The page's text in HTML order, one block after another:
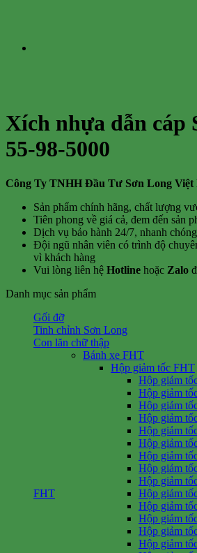
Xích nhựa dẫn cáp
55-98-5000
Công Ty TNHH Đầu Tư Sơn Long Việt
Sản phẩm chính hãng, chất lượng
Tiên phong về giá cả, đem đến sản
Dịch vụ bảo hành 24/7, nhanh
Đội ngũ nhân viên có trình độ
vì khách hàng
Vui lòng liên hệ Hotline hoặc Zalo
Danh mục sản phẩm
Gối đỡ
Tinh chỉnh Sơn Long
Con lăn chữ thập
FHT
Bánh xe FHT
Hộp giảm tốc FHT
Hộp giảm
Hộp giảm
Hộp giảm
Hộp giảm
Hộp giảm
Hộp giảm
Hộp giảm
Hộp giảm
Hộp giảm
Hộp giảm
Hộp giảm
Hộp giảm
Hộp giảm
Hộp giảm